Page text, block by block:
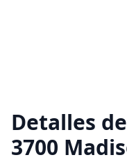
Detalles
3700